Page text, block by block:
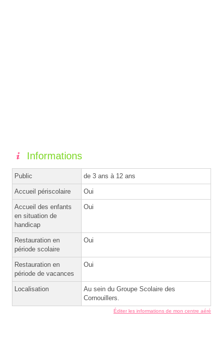
Informations
Public de 3 ans à 12 ans
Accueil périscolaire Oui
Accueil des enfants
en situation de
handicap
Oui
Restauration en
période scolaire
Oui
Restauration en
période de vacances
Oui
Localisation
Au sein du Groupe Scolaire des
Cornouillers.
Éditer les informations de mon centre aéré